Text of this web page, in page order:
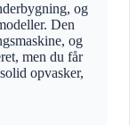
og
Den
og
men du får
opvasker,